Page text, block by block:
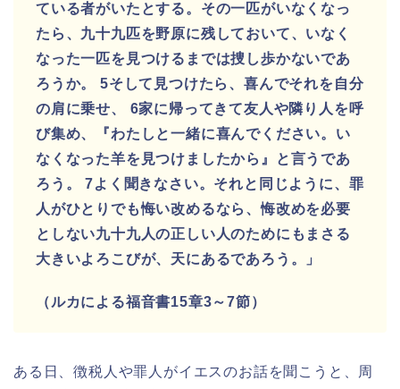
ている者がいたとする。その一匹がいなくなっ
たら、九十九匹を野原に残しておいて、いなく
なった一匹を見つけるまでは捜し歩かないであ
ろうか。 5そして見つけたら、喜んでそれを自分
の肩に乗せ、 6家に帰ってきて友人や隣り人を呼
び集め、『わたしと一緒に喜んでください。い
なくなった羊を見つけましたから』と言うであ
ろう。 7よく聞きなさい。それと同じように、罪
人がひとりでも悔い改めるなら、悔改めを必要
としない九十九人の正しい人のためにもまさる
大きいよろこびが、天にあるであろう。」
（ルカによる福音書15章3～7節）
ある日、徴税人や罪人がイエスのお話を聞こうと、 周